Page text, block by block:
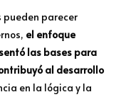
pueden parecer
el enfoque
las bases para
al desarrollo
en la lógica y la